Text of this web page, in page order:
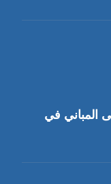
المباني في